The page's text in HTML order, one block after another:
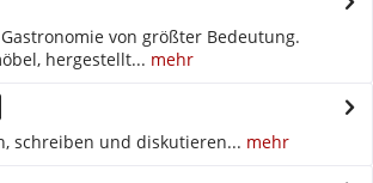
von größter Bedeutung.
hergestellt... mehr
schreiben und diskutieren... mehr